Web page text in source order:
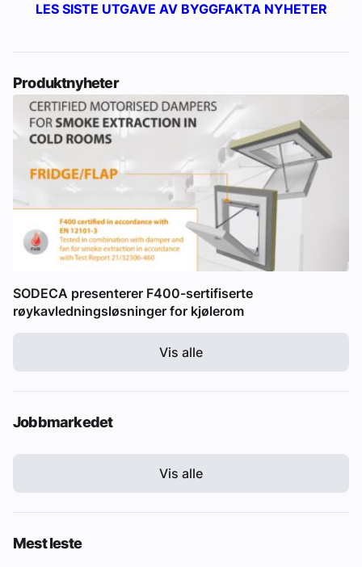
LES SISTE UTGAVE AV BYGGFAKTA NYHETER
Produktnyheter
SODECA presenterer F400-sertifiserte
røykavledningsløsninger for kjølerom
Vis alle
Jobbmarkedet
Vis alle
Mest leste